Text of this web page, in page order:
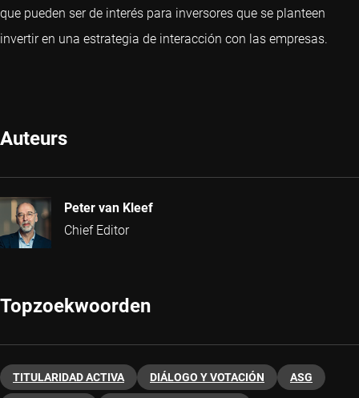
que pueden ser de interés para inversores que se planteen
invertir en una estrategia de interacción con las empresas.
Auteurs
Peter van Kleef
Chief Editor
Topzoekwoorden
TITULARIDAD ACTIVA DIÁLOGO Y VOTACIÓN ASG